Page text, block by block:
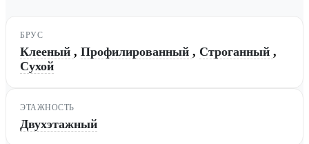
БРУС
Клееный , Профилированный , Строганный ,
Сухой
ЭТАЖНОСТЬ
Двухэтажный